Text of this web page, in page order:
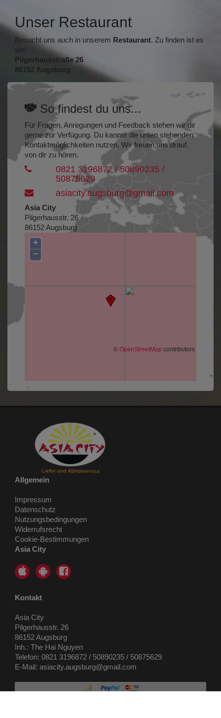
Unser Restaurant
Besucht uns auch in unserem Restaurant. Zu finden ist es
am
Pilgerhausstraße 26
86152 Augsburg
So findest du uns...
Für Fragen, Anregungen und Feedback stehen wir dir
gerne zur Verfügung. Du kannst die unten stehenden
Kontaktmöglichkeiten nutzen. Wir freuen uns drauf,
von dir zu hören.
0821 3196872 / 50890235 /
50875629
asiacity.augsburg@gmail.com
Asia City
Pilgerhausstr. 26
86152 Augsburg
+
−
© OpenStreetMap contributors
Allgemein
Impressum
Datenschutz
Nutzungsbedingungen
Widerrufsrecht
Cookie-Bestimmungen
Asia City
Kontakt
Asia City
Pilgerhausstr. 26
86152 Augsburg
Inh.: The Hai Nguyen
Telefon: 0821 3196872 / 50890235 / 50875629
E-Mail: asiacity.augsburg@gmail.com